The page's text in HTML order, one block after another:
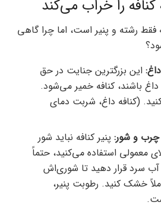
را خراب می‌کند
فقط رشته و پنیر است، اما چرا گاهی
این بزرگترین جنایت در حق
باشند، کنافه خمیر می‌شود.
(کنافه داغ، شربت دمای
چرب و شور: پنیر کنافه نباید شور
معمولی استفاده می‌کنید، حتماً
آب سرد قرار دهید تا شوری‌اش
خشک کنید. رطوبت پنیر،